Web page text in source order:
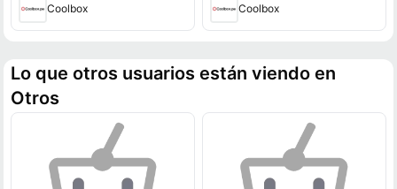
Coolbox Coolbox
Lo que otros usuarios están viendo en
Otros